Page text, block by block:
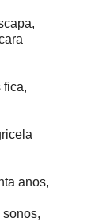
fica,
anos,
sonos,